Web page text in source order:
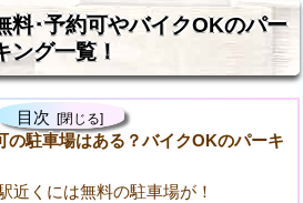
料･予約可やバイクOKのパー
ング一覧！
目次
の駐車場はある？バイクOKのパーキ
近くには無料の駐車場が！